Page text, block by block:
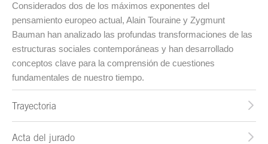
Considerados dos de los máximos exponentes del
pensamiento europeo actual, Alain Touraine y Zygmunt
Bauman han analizado las profundas transformaciones de las
estructuras sociales contemporáneas y han desarrollado
conceptos clave para la comprensión de cuestiones
fundamentales de nuestro tiempo.
Trayectoria
Acta del jurado